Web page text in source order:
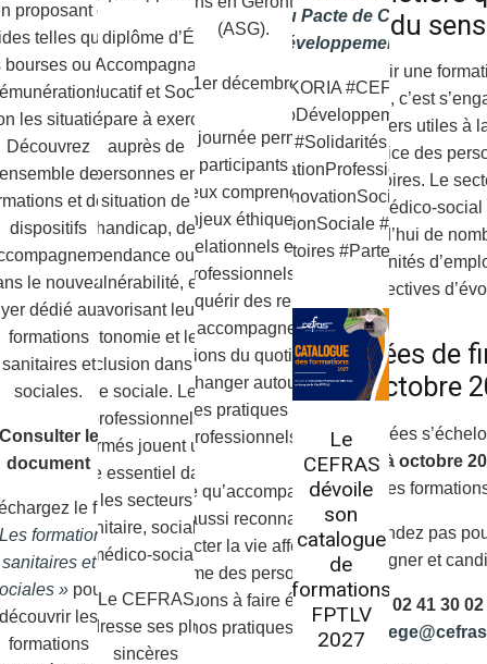
Le diplôme d’État
d’Accompagnant
Éducatif et Social
prépare à exercer
auprès de
personnes en
situation de
handicap, de
dépendance ou de
vulnérabilité, en
favorisant leur
autonomie et leur
inclusion dans la
vie sociale. Les
professionnels
formés jouent un
rôle essentiel dans
les secteurs
sanitaire, social et
médico-social.
Le CEFRAS
adresse ses plus
sincères
du Pacte de Co-
développement
#ASKORIA #CEFRAS
#CoDéveloppement
#Solidarités
#FormationProfessionnelle
#InnovationSociale
#ActionSociale #ESS
#Territoires #Partenariat
du sens
Choisir une
CEFRAS, c’est
des métiers utiles à
au service des
des territoires. Le
et médico-social
aujourd’hui de
opportunités
perspectives
Rentrées de
à octobre
Les rentrées
fin août à octobre
les
N’attendez pas
renseigner et
02 41 30
proposant des
telles que
bourses ou des
les situations.
Découvrez
des
et des
dispositifs
le nouveau
dédié aux
formations
sanitaires et
sociales.
le
document
le flyer
formations
sanitaires et
»pour
découvrir les
formations
(ASG).
Le 1er décembre 2026
Cette journée permettra
aux participants de :
mieux comprendre les
enjeux éthiques,
relationnels et
professionnels ;
acquérir des repères
pour accompagner les
situations du quotidien ;
échanger autour des
bonnes pratiques entre
professionnels.
Parce qu’accompagner,
c’est aussi reconnaître et
respecter la vie affective
et intime des personnes,
continuons à faire évoluer
nos pratiques.
Le
CEFRAS
dévoile
son
catalogue
de
formations
FPTLV
2027